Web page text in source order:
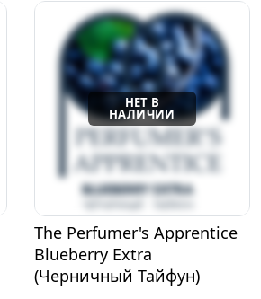
The Perfumer's Apprentice
Blueberry Extra
(Черничный Тайфун)